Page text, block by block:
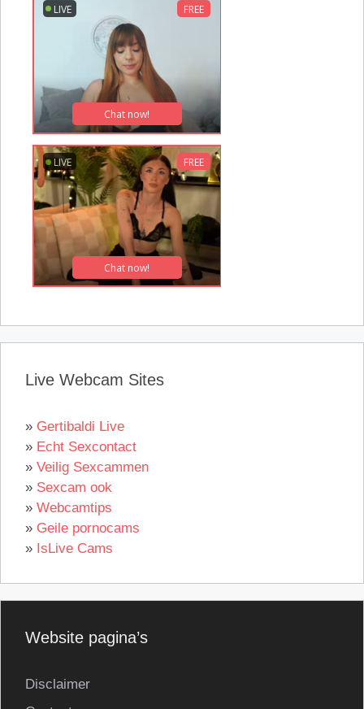
Live Webcam Sites
» Gertibaldi Live
» Echt Sexcontact
» Veilig Sexcammen
» Sexcam ook
» Webcamtips
» Geile pornocams
» IsLive Cams
Website pagina’s
Disclaimer